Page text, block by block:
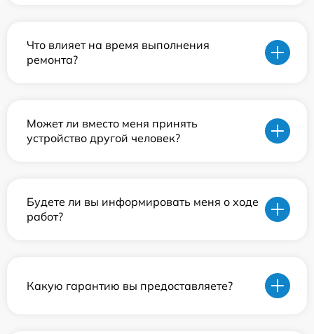
Что влияет на время выполнения
ремонта?
Может ли вместо меня принять
устройство другой человек?
Будете ли вы информировать меня о ходе
работ?
Какую гарантию вы предоставляете?